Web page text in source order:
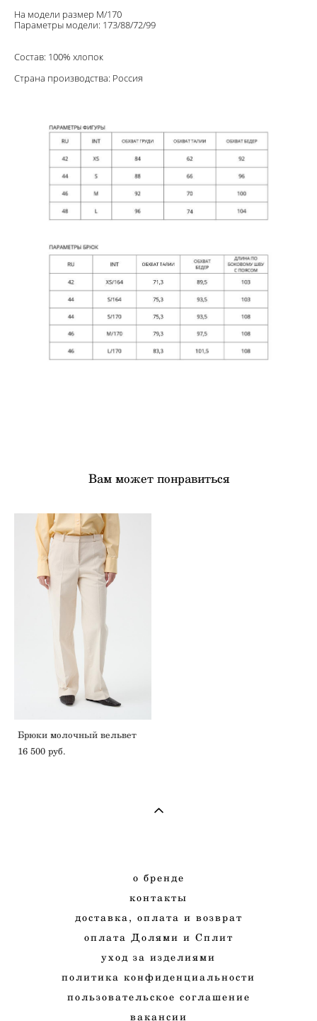
На модели размер М/170
Параметры модели: 173/88/72/99
Состав: 100% хлопок
Страна производства: Россия
Вам может понравиться
Брюки молочный вельвет
16 500 pуб.
о бренде
контакты
доставка, оплата и возврат
оплата Долями и Сплит
уход за изделиями
политика конфиденциальности
пользовательское соглашение
вакансии